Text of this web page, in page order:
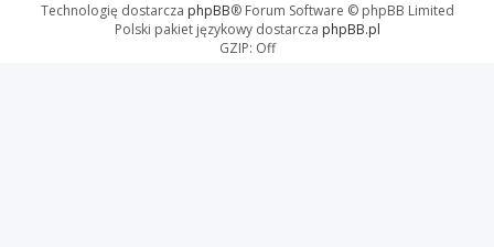
Technologię dostarcza phpBB® Forum Software © phpBB Limited
Polski pakiet językowy dostarcza phpBB.pl
GZIP: Off